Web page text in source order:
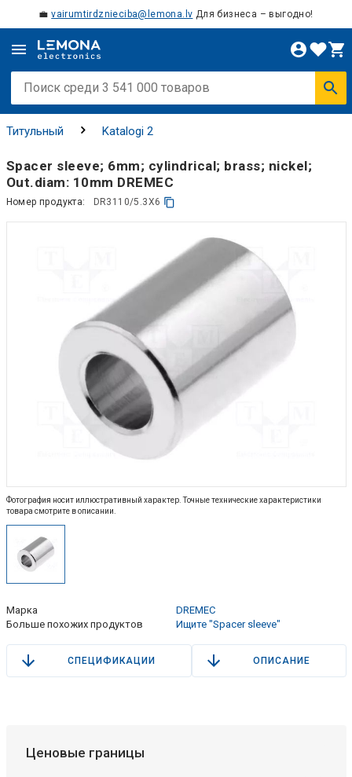
💼vairumtirdznieciba@lemona.lv Для бизнеса – выгодно!
Титульный Katalogi 2
Spacer sleeve; 6mm; cylindrical; brass; nickel;
Out.diam: 10mm DREMEC
Номер продукта: DR3110/5.3X6
Фотография носит иллюстративный характер. Точные технические характеристики
товара смотрите в описании.
Марка
DREMEC
Больше похожих продуктов
Ищите "Spacer sleeve"
СПЕЦИФИКАЦИИ ОПИСАНИЕ
Ценовые границы